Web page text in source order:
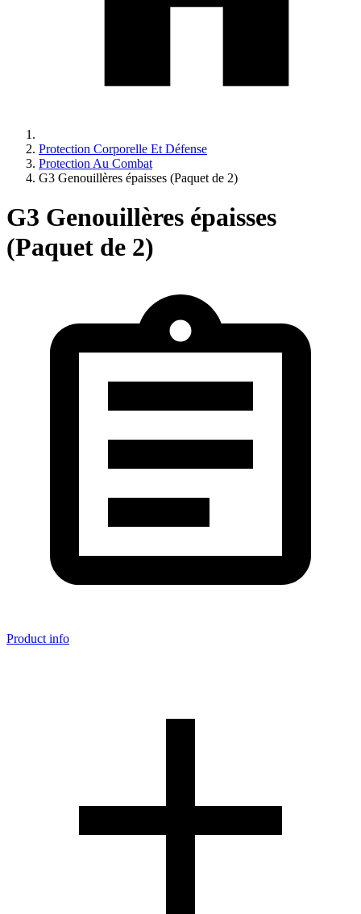
Protection Corporelle Et Défense
Protection Au Combat
G3 Genouillères épaisses (Paquet de 2)
G3 Genouillères épaisses
(Paquet de 2)
Product info